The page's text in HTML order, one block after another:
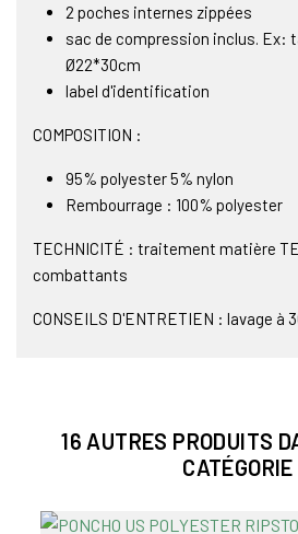
2 poches internes zippées
sac de compression inclus. Ex:
Ø22*30cm
label d'identification
COMPOSITION :
95% polyester 5% nylon
Rembourrage : 100% polyester
TECHNICITÉ : traitement matière
combattants
CONSEILS D'ENTRETIEN : lavage à
16 AUTRES PRODUITS
CATÉGORIE